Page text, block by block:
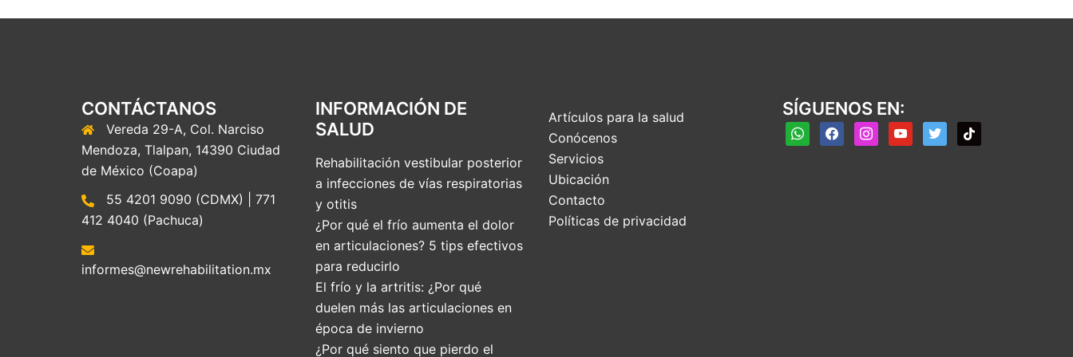
CONTÁCTANOS
Vereda 29-A, Col. Narciso
Mendoza, Tlalpan, 14390 Ciudad
de México (Coapa)
55 4201 9090 (CDMX) | 771
412 4040 (Pachuca)
informes@newrehabilitation.mx
INFORMACIÓN DE
SALUD
Rehabilitación vestibular posterior
a infecciones de vías respiratorias
y otitis
¿Por qué el frío aumenta el dolor
en articulaciones? 5 tips efectivos
para reducirlo
El frío y la artritis: ¿Por qué
duelen más las articulaciones en
época de invierno
¿Por qué siento que pierdo el
Artículos para la salud
Conócenos
Servicios
Ubicación
Contacto
Políticas de privacidad
SÍGUENOS EN:
whatsappfacebookinstagramyoutubetwitter tiktok